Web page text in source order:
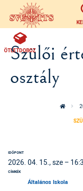
Ugrás a tartalomra
ÖTLETDOBOZ
Szülői
osztály
IDŐPONT
2026. 04. 15., sze –
CÍMKÉK
Általános Iskola